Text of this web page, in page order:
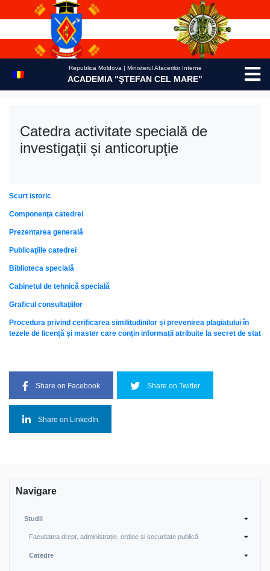
Republica Moldova | Ministerul Afacerilor Interne
ACADEMIA "ŞTEFAN CEL MARE"
Catedra activitate specială de
investigaţii şi anticorupţie
Scurt istoric
Componenţa catedrei
Prezentarea generală
Publicaţiile catedrei
Biblioteca specială
Cabinetul de tehnică specială
Graficul consultaţiilor
Procedura privind cеrifiсаrеа similitudinilor și рrеvеnirеа plagiatului în
tezele de licență și master саrе conțin informații atribuite la secret de stat
Share on Facebook Share on Twitter
Share on LinkedIn
Navigare
Studii
Facultatea drept, administrație, ordine și securitate publică
Catedre